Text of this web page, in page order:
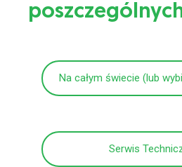
Na całym świecie (lub
Serwis